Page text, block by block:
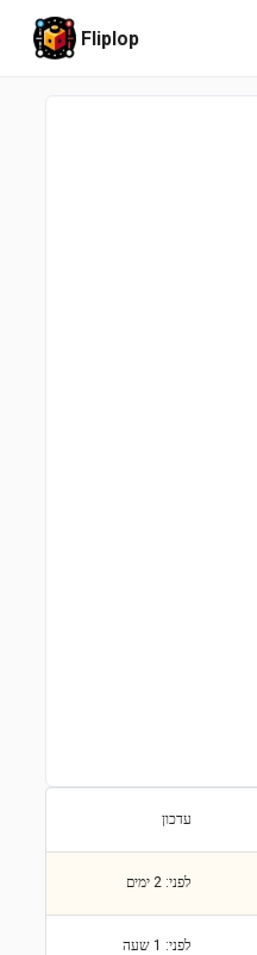
Fliplop
עדכון
לפני: 2 ימים
לפני: 1 שעה